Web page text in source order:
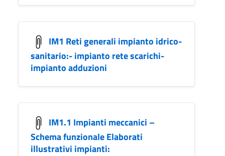
IM1 Reti generali impianto idrico-
sanitario:- impianto rete scarichi-
impianto adduzioni
IM1.1 Impianti meccanici –
Schema funzionale Elaborati
illustrativi impianti: